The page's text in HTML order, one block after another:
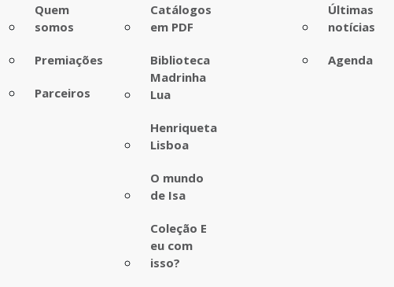
Quem
somos
Premiações
Parceiros
Catálogos
em PDF
Biblioteca
Madrinha
Lua
Henriqueta
Lisboa
O mundo
de Isa
Coleção E
eu com
isso?
Últimas
notícias
Agenda